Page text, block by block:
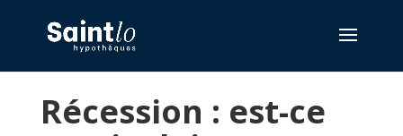
Récession : est-ce